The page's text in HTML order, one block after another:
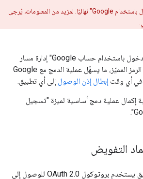
تم إيقاف مكتبة "تسجيل الدخول باستخدام Google" نهائيًا. لمزيد من المعلومات، يُرجى
تتولّى خدمة "تسجيل الدخول باستخدام حساب Google" إدارة مسار
OAuth 2.0 ودورة حياة الرمز المميّز، ما يسهّل عملية الدمج مع Google
إبطال إذن الوصول إلى أي تطبيق.
إكمال عملية دمج أساسية لميزة "تسجيل
التفويض
يجب أن يتضمّن أي تطبيق يستخدم بروتوكول OAuth 2.0 للوصول إلى